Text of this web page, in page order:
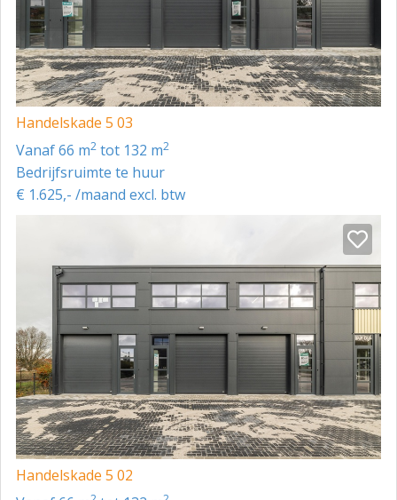
Handelskade 5 03
vanaf 66 m2 tot 132 m2
Bedrijfsruimte te huur
€ 1.625,- /maand excl. btw
Handelskade 5 02